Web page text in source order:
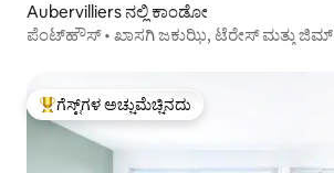
Aubervilliers ನಲ್ಲಿ ಕಾಂಡೋ
ಪೆಂಟ್‌ಹೌಸ್ • ಖಾಸಗಿ ಜಕುಝಿ, ಟೆರೇಸ್ ಮತ್ತು ಜಿಮ್
ಗೆಸ್ಟ್‌ಗಳಿಗೆ ಅತಿ ಹೆಚ್ಚು ಅಚ್ಚುಮೆಚ್ಚಿನದು
ಗೆಸ್ಟ್‌ಗಳ ಅಚ್ಚುಮೆಚ್ಚಿನದು